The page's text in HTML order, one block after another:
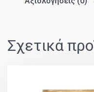
Σχετικά